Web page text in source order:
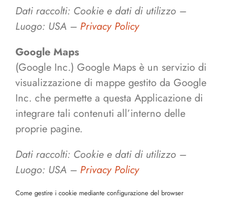
Dati raccolti: Cookie e dati di utilizzo –
Luogo: USA – Privacy Policy
Google Maps
(Google Inc.) Google Maps è un servizio di
visualizzazione di mappe gestito da Google
Inc. che permette a questa Applicazione di
integrare tali contenuti all’interno delle
proprie pagine.
Dati raccolti: Cookie e dati di utilizzo –
Luogo: USA – Privacy Policy
Come gestire i cookie mediante configurazione del browser